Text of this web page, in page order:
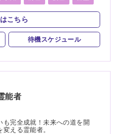
霊符
グ
こちら
待機スケジュール
能者
も完全成就！未来への道を開
変える霊能者。